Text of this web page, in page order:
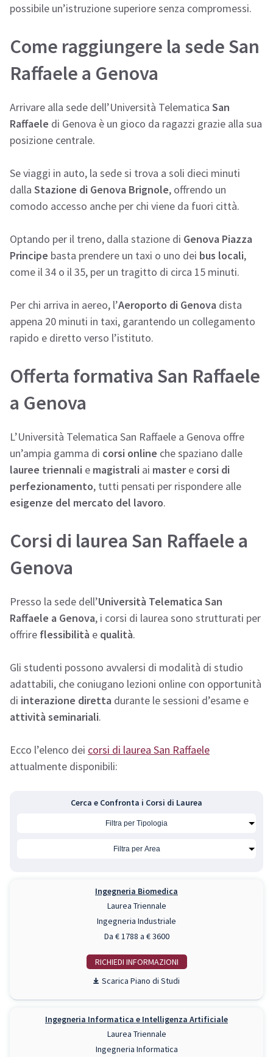
possibile un’istruzione superiore senza compromessi.
Come raggiungere la sede San
Raffaele a Genova
Arrivare alla sede dell’Università Telematica San
Raffaele di Genova è un gioco da ragazzi grazie alla sua
posizione centrale.
Se viaggi in auto, la sede si trova a soli dieci minuti
dalla Stazione di Genova Brignole, offrendo un
comodo accesso anche per chi viene da fuori città.
Optando per il treno, dalla stazione di Genova Piazza
Principe basta prendere un taxi o uno dei bus locali,
come il 34 o il 35, per un tragitto di circa 15 minuti.
Per chi arriva in aereo, l’Aeroporto di Genova dista
appena 20 minuti in taxi, garantendo un collegamento
rapido e diretto verso l’istituto.
Offerta formativa San Raffaele
a Genova
L’Università Telematica San Raffaele a Genova offre
un’ampia gamma di corsi online che spaziano dalle
lauree triennali e magistrali ai mastere corsi di
perfezionamento, tutti pensati per rispondere alle
esigenze del mercato del lavoro.
Corsi di laurea San Raffaele a
Genova
Presso la sede dell’Università Telematica San
Raffaele a Genova, i corsi di laurea sono strutturati per
offrire flessibilità e qualità.
Gli studenti possono avvalersi di modalità di studio
adattabili, che coniugano lezioni online con opportunità
di interazione diretta durante le sessioni d’esame e
attività seminariali.
Ecco l’elenco dei corsi di laurea San Raffaele
attualmente disponibili:
Cerca e Confronta i Corsi di Laurea
Ingegneria Biomedica
Laurea Triennale
Ingegneria Industriale
Da € 1788 a € 3600
RICHIEDI INFO
Piano di Studi
Ingegneria Informatica e Intelligenza Artificiale
Laurea Triennale
Ingegneria Informatica